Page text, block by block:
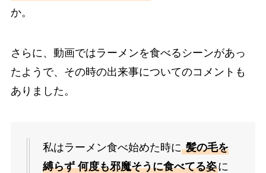
か。
さらに、動画ではラーメンを食べるシーンがあっ
たようで、その時の出来事についてのコメントも
ありました。
私はラーメン食べ始めた時に髪の毛を
縛らず 何度も邪魔そうに食べてる姿に